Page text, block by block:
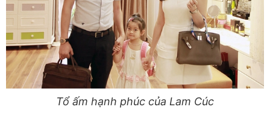
Tổ ấm hạnh phúc của Lam Cúc